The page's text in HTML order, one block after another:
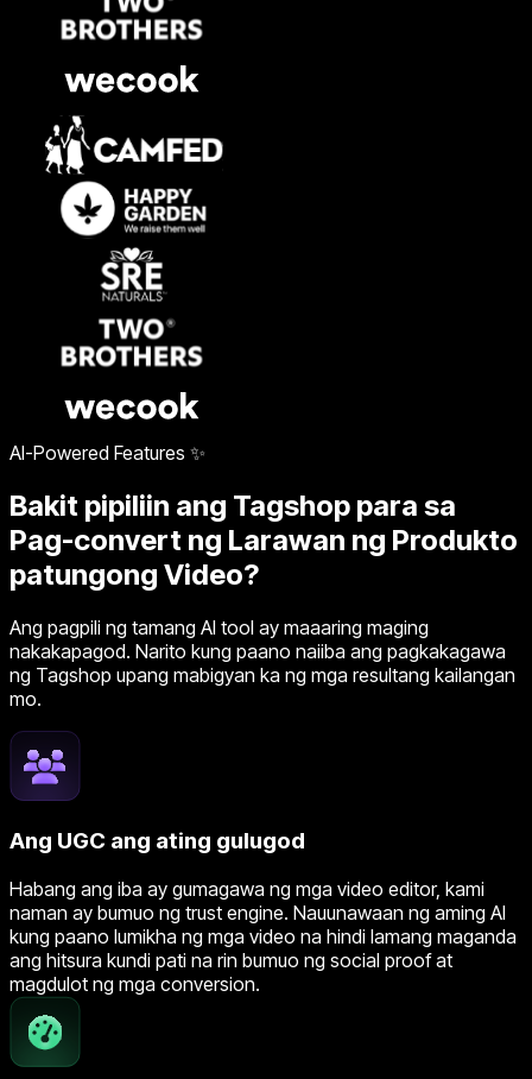
AI-Powered Features ✨
Bakit pipiliin ang Tagshop para sa
Pag-convert ng Larawan ng Produkto
patungong Video?
Ang pagpili ng tamang AI tool ay maaaring maging
nakakapagod. Narito kung paano naiiba ang pagkakagawa
ng Tagshop upang mabigyan ka ng mga resultang kailangan
mo.
Ang UGC ang ating gulugod
Habang ang iba ay gumagawa ng mga video editor, kami
naman ay bumuo ng trust engine. Nauunawaan ng aming AI
kung paano lumikha ng mga video na hindi lamang maganda
ang hitsura kundi pati na rin bumuo ng social proof at
magdulot ng mga conversion.